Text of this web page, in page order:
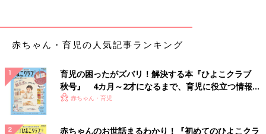
赤ちゃん・育児の人気記事ランキング
育児の困ったがズバリ！解決する本『ひよこクラブ
秋号』 4カ月～2才になるまで、育児に役立つ情報が
いっぱい！
赤ちゃん・育児
赤ちゃんのお世話まるわかり！『初めてのひよこクラ